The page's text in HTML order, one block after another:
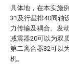
具体地，在本实施
31及行星排40同轴
力传输及耦合。发
减震器20可以为双
第二离合器32可以
机。